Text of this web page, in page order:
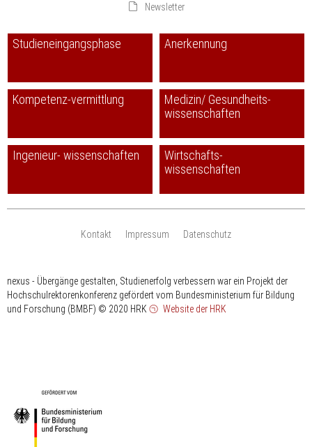
Newsletter
Studieneingangsphase Anerkennung
Kompetenz-vermittlung
Medizin/ Gesundheits-
wissenschaften
Ingenieur- wissenschaften
Wirtschafts-
wissenschaften
Kontakt Impressum Datenschutz
nexus - Übergänge gestalten, Studienerfolg verbessern war ein Projekt der
Hochschulrektorenkonferenz gefördert vom Bundesministerium für Bildung
und Forschung (BMBF) © 2020 HRK Website der HRK